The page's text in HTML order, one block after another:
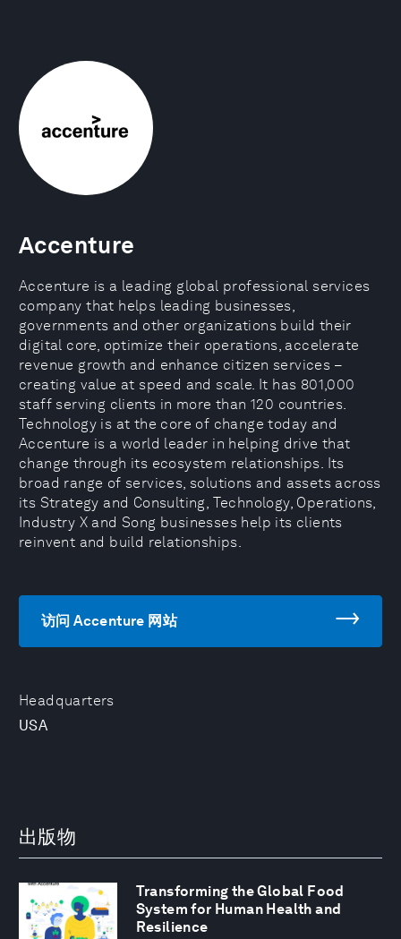
Headquarters
USA
Accenture
Accenture is a leading global professional services
company that helps leading businesses,
governments and other organizations build their
digital core, optimize their operations, accelerate
revenue growth and enhance citizen services –
creating value at speed and scale. It has 801,000
staff serving clients in more than 120 countries.
Technology is at the core of change today and
Accenture is a world leader in helping drive that
change through its ecosystem relationships. Its
broad range of services, solutions and assets across
its Strategy and Consulting, Technology, Operations,
Industry X and Song businesses help its clients
reinvent and build relationships.
访问 Accenture 网站
出版物
Transforming the Global Food
System for Human Health and
Resilience